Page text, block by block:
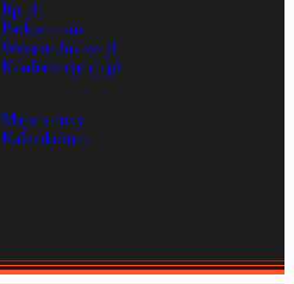
Rp.pl
Parkiet.com
Wiescirolnicze.pl
Konferencje.rp.pl
Mapa strony
Kalendarium